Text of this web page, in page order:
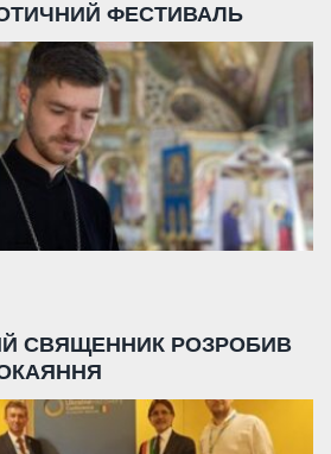
ФЕСТИВАЛЬ
СВЯЩЕННИК РОЗРОБИВ